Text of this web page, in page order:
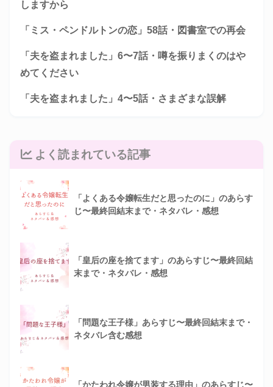
しますから
「ミス・ペンドルトンの恋」58話・図書室での再会
「夫を盗まれました」6〜7話・噂を振りまくのはや
めてください
「夫を盗まれました」4〜5話・さまざまな誤解
よく読まれている記事
「よくある令嬢転生だと思ったのに」のあらす
じ〜最終回結末まで・ネタバレ・感想
「皇后の座を捨てます」のあらすじ〜最終回結
末まで・ネタバレ・感想
「問題な王子様」あらすじ〜最終回結末まで・
ネタバレ含む感想
「かたわれ令嬢が男装する理由」のあらすじ〜